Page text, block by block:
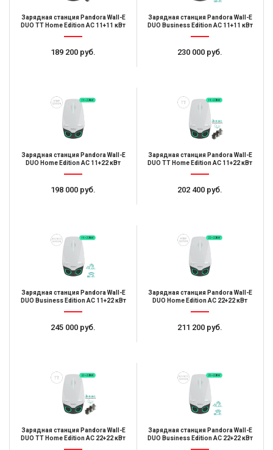
Зарядная станция Pandora Wall-E
DUO TT Home Edition AC 11+11 кВт
189 200 руб.
Зарядная станция Pandora Wall-E
DUO Business Edition AC 11+11 кВт
230 000 руб.
Зарядная станция Pandora Wall-E
DUO Home Edition AC 11+22 кВт
198 000 руб.
Зарядная станция Pandora Wall-E
DUO TT Home Edition AC 11+22 кВт
202 400 руб.
Зарядная станция Pandora Wall-E
DUO Business Edition AC 11+22 кВт
245 000 руб.
Зарядная станция Pandora Wall-E
DUO Home Edition AC 22+22 кВт
211 200 руб.
Зарядная станция Pandora Wall-E
DUO TT Home Edition AC 22+22 кВт
Зарядная станция Pandora Wall-E
DUO Business Edition AC 22+22 кВт